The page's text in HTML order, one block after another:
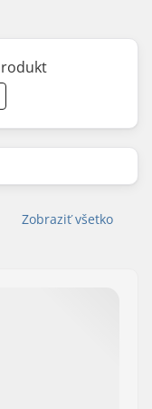
Zobraziť všetko